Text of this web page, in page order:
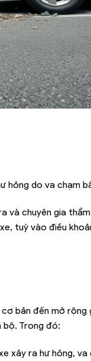
hỏng do va chạm
chuyên gia
tuỳ vào điều
bản đến mở rộng
bộ. Trong đó:
ra hư hỏng, va